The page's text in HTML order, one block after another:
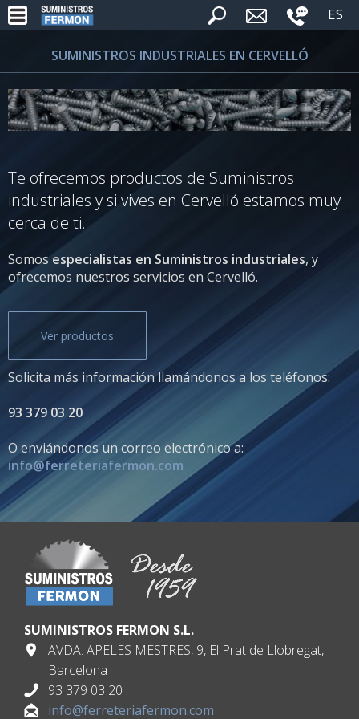
ES
SUMINISTROS INDUSTRIALES EN CERVELLÓ
Te ofrecemos productos de Suministros
industriales y si vives en Cervelló estamos muy
cerca de ti.
Somosespecialistas en Suministros industriales, y
ofrecemos nuestros servicios en Cervelló.
Ver productos
Solicita más información llamándonos a los teléfonos:
93 379 03 20
O enviándonos un correo electrónico a:
info@ferreteriafermon.com
SUMINISTROS FERMON S.L.
AVDA. APELES MESTRES, 9, El Prat de Llobregat,
Barcelona
93 379 03 20
info@ferreteriafermon.com